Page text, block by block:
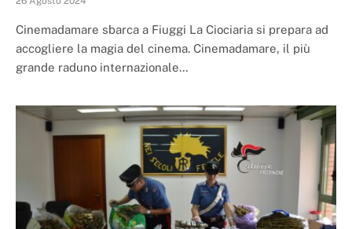
Cinemadamare sbarca a Fiuggi La Ciociaria si prepara ad
accogliere la magia del cinema. Cinemadamare, il più
grande raduno internazionale…